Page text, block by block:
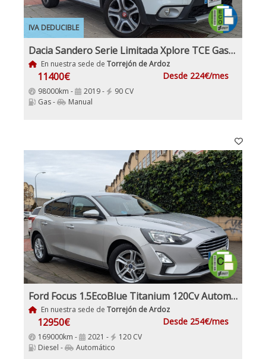
IVA DEDUCIBLE
Dacia Sandero Serie Limitada Xplore TCE Gasolina y GLP
En nuestra sede de Torrejón de Ardoz
11400€ Desde 224€/mes
98000km - 2019 -
90 CV
Gas -
Manual
Ford Focus 1.5EcoBlue Titanium 120Cv Automático
En nuestra sede de Torrejón de Ardoz
12950€ Desde 254€/mes
169000km - 2021 -
120 CV
Diesel -
Automático